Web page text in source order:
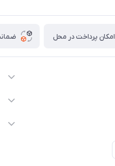
امکان پرداخت در محل